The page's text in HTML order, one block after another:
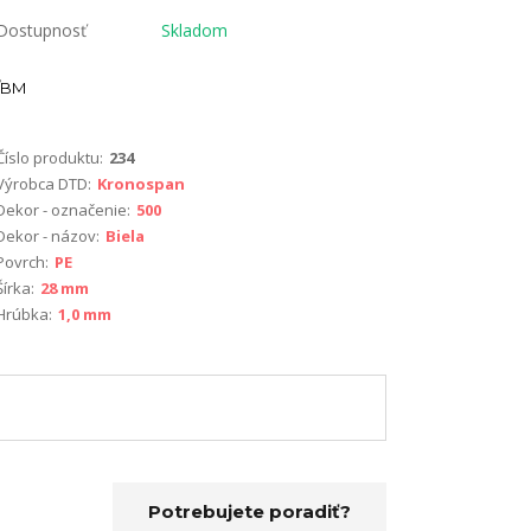
Skladom
BM
produktu: 234
DTD: Kronospan
- označenie: 500
- názov: Biela
PE
28 mm
1,0 mm
Potrebujete poradiť?